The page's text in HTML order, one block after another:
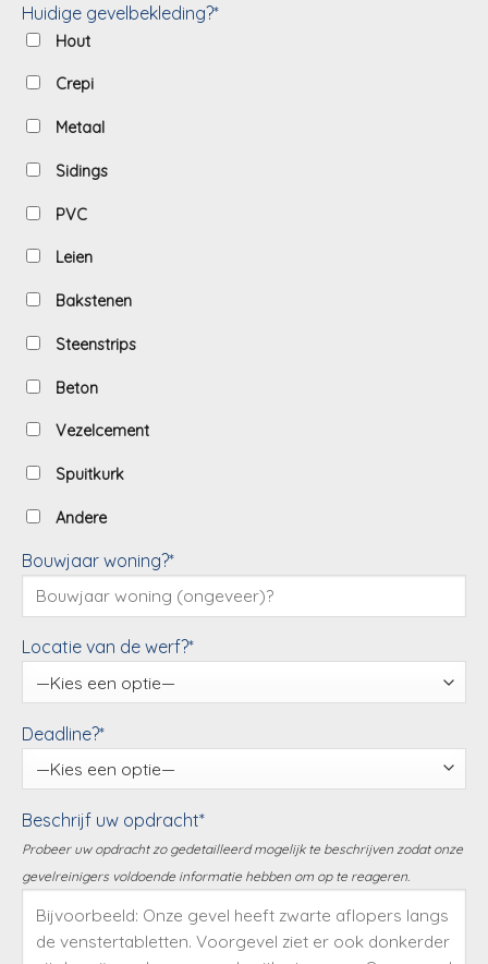
Huidige gevelbekleding?*
Hout
Crepi
Metaal
Sidings
PVC
Leien
Bakstenen
Steenstrips
Beton
Vezelcement
Spuitkurk
Andere
Bouwjaar woning?*
Locatie van de werf?*
Deadline?*
Beschrijf uw opdracht*
Probeer uw opdracht zo gedetailleerd mogelijk te beschrijven zodat onze
gevelreinigers voldoende informatie hebben om op te reageren.